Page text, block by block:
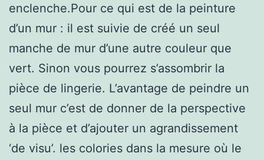
enclenche.Pour ce qui est de la peinture
d’un mur : il est suivie de créé un seul
manche de mur d’une autre couleur que
vert. Sinon vous pourrez s’assombrir la
pièce de lingerie. L’avantage de peindre un
seul mur c’est de donner de la perspective
à la pièce et d’ajouter un agrandissement
‘de visu’. les colories dans la mesure où le